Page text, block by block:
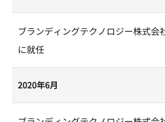
ブランディングテクノロジー株式会
に就任
2020年6月